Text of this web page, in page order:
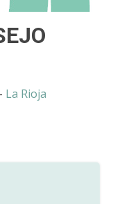
La Rioja